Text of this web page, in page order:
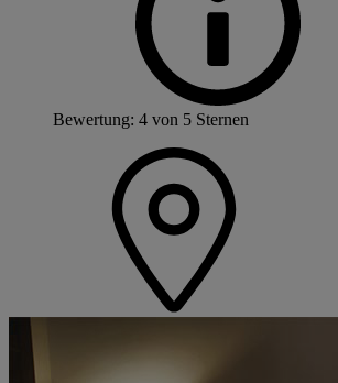
Bewertung: 4 von 5 Sternen